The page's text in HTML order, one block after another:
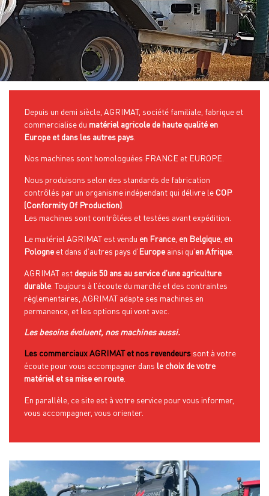
Depuis un demi siècle, AGRIMAT, société familiale, fabrique et
commercialise du matériel agricole de haute qualité en
Europe et dans les autres pays
Nos machines sont homologuées FRANCE et EUROPE.
Nous produisons selon des standards de fabrication
contrôlés par un organisme indépendant qui délivre le COP
(Conformity Of Production)
Les machines sont contrôlées et testées avant expédition.
Le matériel AGRIMAT est vendu en France en Belgique en
Pologne et dans d’autres pays d’Europe ainsi qu’en Afrique
AGRIMAT est depuis 50 ans au service d’une agriculture
durable . Toujours à l’écoute du marché et des contraintes
règlementaires, AGRIMAT adapte ses machines en
permanence, et les options qui vont avec.
Les besoins évoluent, nos machines aussi.
Les commerciaux AGRIMAT et nos revendeurs sont à votre
écoute pour vous accompagner dans le choix de votre
matériel et sa mise en route.
En parallèle, ce site est à votre service pour vous informer,
vous accompagner, vous orienter.